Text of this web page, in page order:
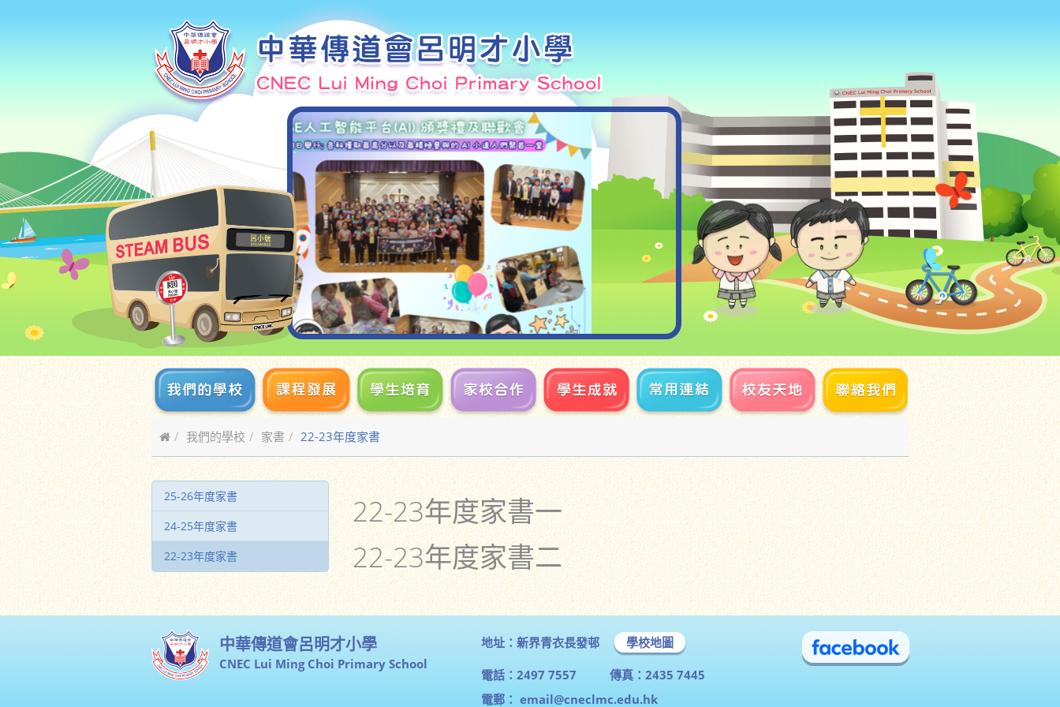
我們的學校 家書 22-23年度家書
25-26年度家書
24-25年度家書
22-23年度家書
22-23年度家書一
22-23年度家書二
中華傳道會呂明才小學
CNEC Lui Ming Choi Primary School
地址：新界青衣長發邨 學校地圖
電話：2497 7557
傳真：2435 7445
電郵： email@cneclmc.edu.hk